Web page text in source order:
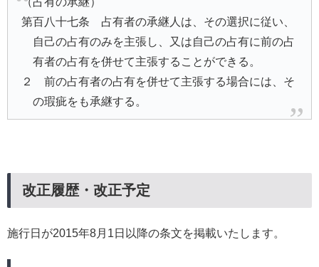
第百八十七条 占有者の承継人は、その選択に従い、
自己の占有のみを主張し、又は自己の占有に前の占
有者の占有を併せて主張することができる。
２ 前の占有者の占有を併せて主張する場合には、そ
の瑕疵をも承継する。
改正履歴・改正予定
施行日が2015年8月1日以降の条文を掲載いたします。